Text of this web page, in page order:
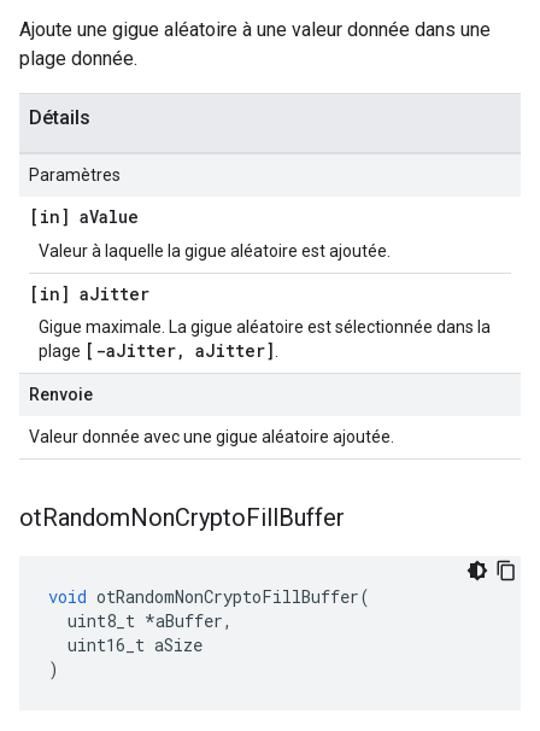
Ajoute une gigue aléatoire à une valeur donnée dans une
plage donnée.
Détails
Paramètres
[in] aValue
Valeur à laquelle la gigue aléatoire est ajoutée.
[in] aJitter
Gigue maximale. La gigue aléatoire est sélectionnée dans la
plage [-aJitter, aJitter]
Renvoie
Valeur donnée avec une gigue aléatoire ajoutée.
otRandomNonCryptoFillBuffer
void otRandomNonCryptoFillBuffer(
uint8_t *aBuffer,
uint16_t aSize
)